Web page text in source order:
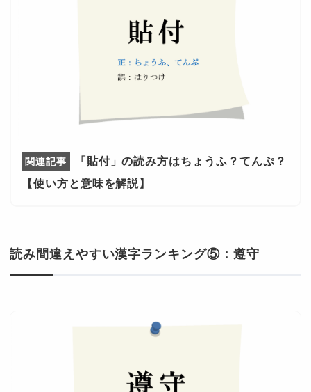
「貼付」の読み方はちょうふ？てんぷ？
【使い方と意味を解説】
読み間違えやすい漢字ランキング⑤：遵守